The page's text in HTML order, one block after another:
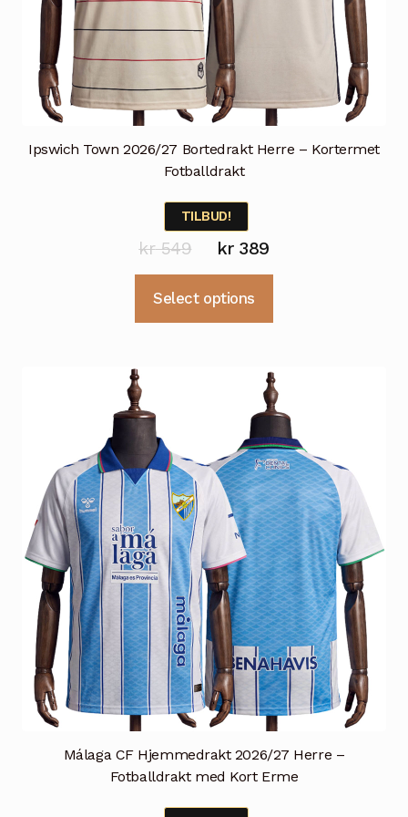
Ipswich Town 2026/27 Bortedrakt Herre – Kortermet
Fotballdrakt
TILBUD!
kr549
Opprinnelig
pris
var:
kr389Nåværende
pris
Select options
varianter.
Alternativene
kan
velges
på
produktsiden
Málaga CF Hjemmedrakt 2026/27 Herre –
Fotballdrakt med Kort Erme